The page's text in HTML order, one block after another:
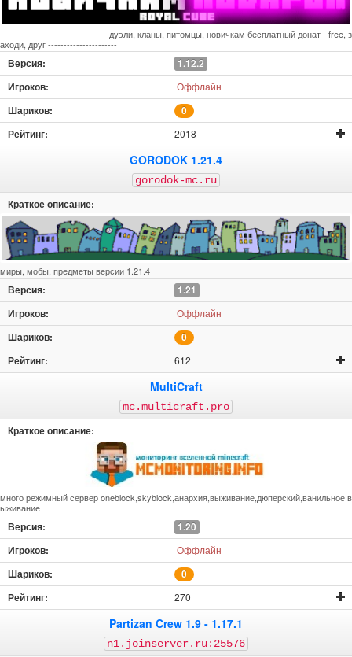
---------------------------------- дуэли, кланы, питомцы, новичкам бесплатный донат - free, з
аходи, друг ----------------------
1.12.2
Оффлайн
0
2018
GORODOK 1.21.4
gorodok-mc.ru
миры, мобы, предметы версии 1.21.4
1.21
Оффлайн
0
612
MultiCraft
mc.multicraft.pro
много режимный сервер oneblock,skyblock,анархия,выживание,дюперский,ванильное в
ыживание
1.20
Оффлайн
0
270
Partizan Crew 1.9 - 1.17.1
n1.joinserver.ru:25576